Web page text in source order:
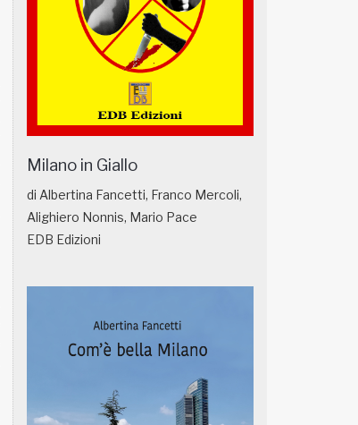
Milano in Giallo
di Albertina Fancetti, Franco Mercoli,
Alighiero Nonnis, Mario Pace
EDB Edizioni